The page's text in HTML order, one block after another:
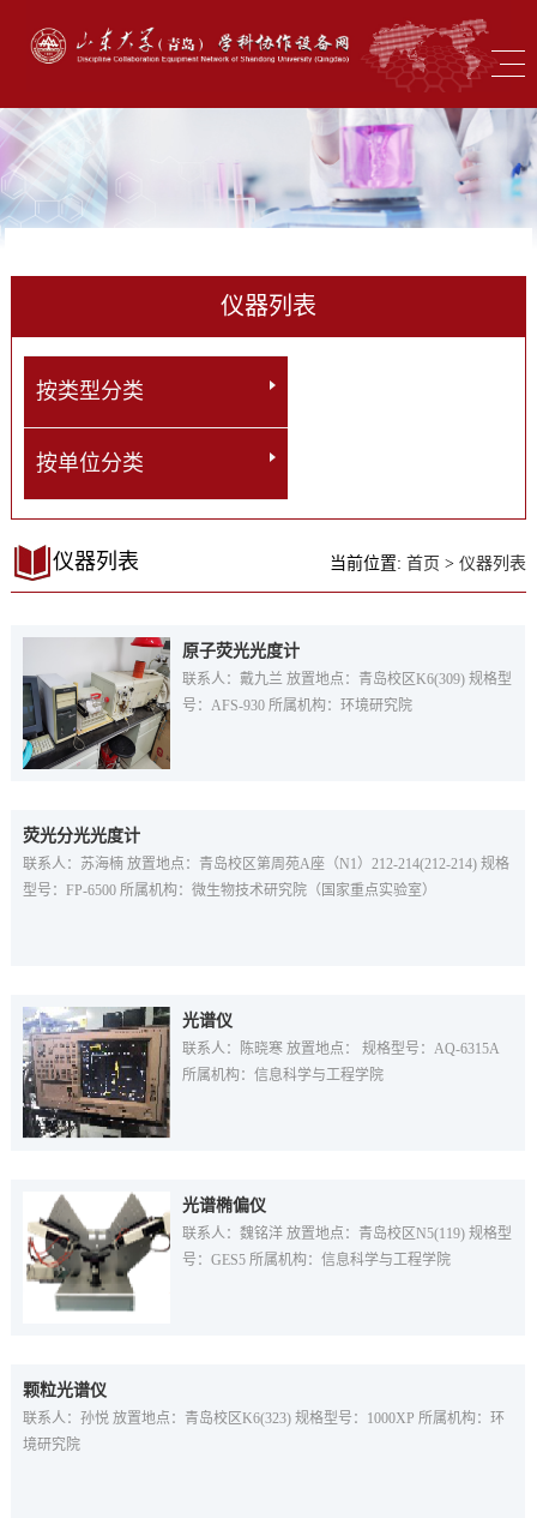
仪器列表
按类型分类
按单位分类
仪器列表 当前位置:首页 >仪器列表
原子荧光光度计
联系人：戴九兰 放置地点：青岛校区K6(309) 规格型
号：AFS-930 所属机构：环境研究院
荧光分光光度计
联系人：苏海楠 放置地点：青岛校区第周苑A座（N1）212-214(212-214) 规格
型号：FP-6500 所属机构：微生物技术研究院（国家重点实验室）
光谱仪
联系人：陈晓寒 放置地点： 规格型号：AQ-6315A
所属机构：信息科学与工程学院
光谱椭偏仪
联系人：魏铭洋 放置地点：青岛校区N5(119) 规格型
号：GES5 所属机构：信息科学与工程学院
颗粒光谱仪
联系人：孙悦 放置地点：青岛校区K6(323) 规格型号：1000XP 所属机构：环
境研究院